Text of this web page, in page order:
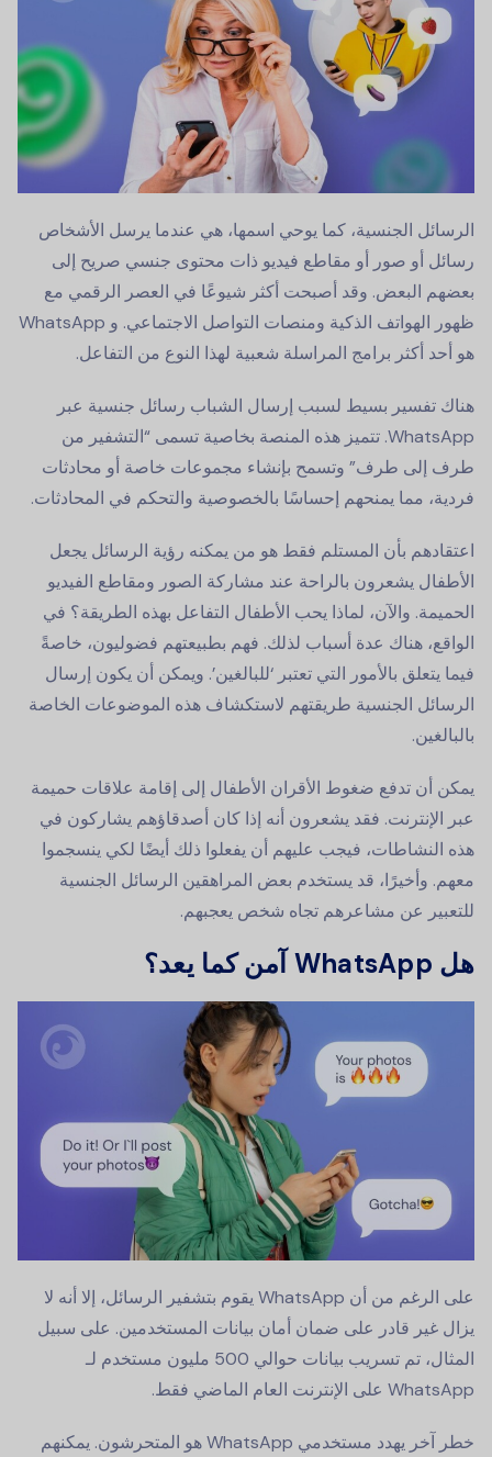
الرسائل الجنسية، كما يوحي اسمها، هي عندما يرسل الأشخاص
رسائل أو صور أو مقاطع فيديو ذات محتوى جنسي صريح إلى
بعضهم البعض. وقد أصبحت أكثر شيوعًا في العصر الرقمي مع
ظهور الهواتف الذكية ومنصات التواصل الاجتماعي. و WhatsApp
هو أحد أكثر برامج المراسلة شعبية لهذا النوع من التفاعل.
هناك تفسير بسيط لسبب إرسال الشباب رسائل جنسية عبر
WhatsApp. تتميز هذه المنصة بخاصية تسمى “التشفير من
طرف إلى طرف” وتسمح بإنشاء مجموعات خاصة أو محادثات
فردية، مما يمنحهم إحساسًا بالخصوصية والتحكم في المحادثات.
اعتقادهم بأن المستلم فقط هو من يمكنه رؤية الرسائل يجعل
الأطفال يشعرون بالراحة عند مشاركة الصور ومقاطع الفيديو
الحميمة. والآن، لماذا يحب الأطفال التفاعل بهذه الطريقة؟ في
الواقع، هناك عدة أسباب لذلك. فهم بطبيعتهم فضوليون، خاصةً
فيما يتعلق بالأمور التي تعتبر ‘للبالغين’. ويمكن أن يكون إرسال
الرسائل الجنسية طريقتهم لاستكشاف هذه الموضوعات الخاصة
بالبالغين.
يمكن أن تدفع ضغوط الأقران الأطفال إلى إقامة علاقات حميمة
عبر الإنترنت. فقد يشعرون أنه إذا كان أصدقاؤهم يشاركون في
هذه النشاطات، فيجب عليهم أن يفعلوا ذلك أيضًا لكي ينسجموا
معهم. وأخيرًا، قد يستخدم بعض المراهقين الرسائل الجنسية
للتعبير عن مشاعرهم تجاه شخص يعجبهم.
هل WhatsApp آمن كما يعد؟
على الرغم من أن WhatsApp يقوم بتشفير الرسائل، إلا أنه لا
يزال غير قادر على ضمان أمان بيانات المستخدمين. على سبيل
المثال، تم تسريب بيانات حوالي 500 مليون مستخدم لـ
WhatsApp على الإنترنت العام الماضي فقط.
خطر آخر يهدد مستخدمي WhatsApp هو المتحرشون. يمكنهم